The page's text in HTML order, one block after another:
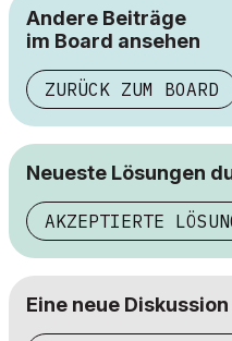
Andere Beiträge
im Board ansehen
ZURÜCK ZUM BOARD
Neueste Lösungen
AKZEPTIERTE
Eine neue